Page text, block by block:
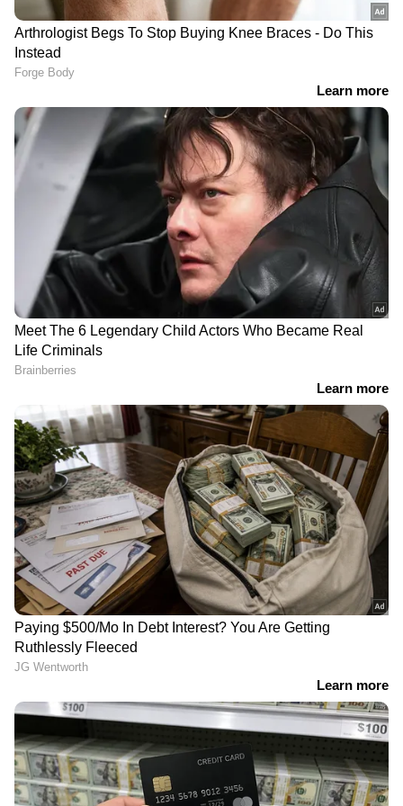
രൂപയും ആകെ നേടി എന്നാണ് ട്രേഡ്
അനലിസ്റ്റുകളുടെ ബോക്സ് ഓഫീസ്
റിപ്പോര്‍ട്ടില്‍ നിന്ന് വ്യക്തമാകുന്നത്. ഹിന്ദി
പതിപ്പിനും നന്ദമൂരി ബാലകൃഷ്‍ണ തന്നെ ഡബ്‍
ചെയ്‍തിരിക്കുന്നത് പ്രേക്ഷകരുടെ
പ്രശംസയ്‍ക്കും കാരണമായിട്ടുണ്ട്.
ബാലയ്യയുടെയും ശ്രീലീലയുടെയും തകര്‍പ്പൻ
പ്രകടനമാണ് ചിത്രത്തില്‍ എന്നും ഭഗവന്ത്
DOWNLOAD APP
സിനിമകളിൽ നിന്ന് Malayalam OTT Release
വരെ,Bigg Boss Malayalam Season 7മുതൽ
Mollywood Celebrity news,
Exclusive
Interview
വരെ — എല്ലാEntertainment
Newsഒരൊറ്റ ക്ലിക്കിൽ. ഏറ്റവും പുതിയ
Movie Release,Malayalam Movie Review,
Box Office Collection— എല്ലാം ഇപ്പോൾ
നിങ്ങളുടെ മുന്നിൽ. എപ്പോഴും എവിടെയും
എന്റർടൈൻമെന്റിന്റെ താളത്തിൽ ചേരാൻ
ഏഷ്യാനെറ്റ് ന്യൂസ് മലയാളം വാർത്തകൾ